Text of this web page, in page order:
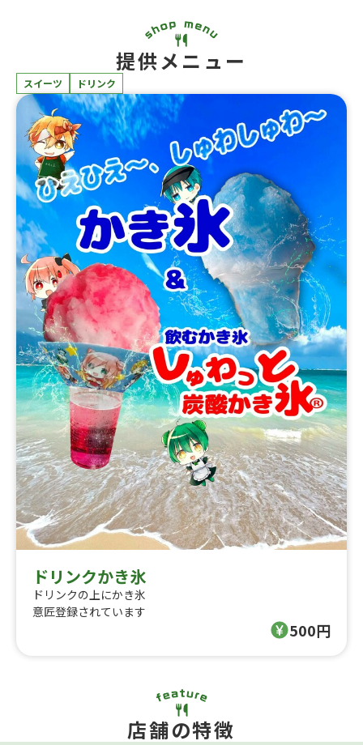
提供メニュー
スイーツ ドリンク
ドリンクかき氷
ドリンクの上にかき氷
意匠登録されています
500円
店舗の特徴